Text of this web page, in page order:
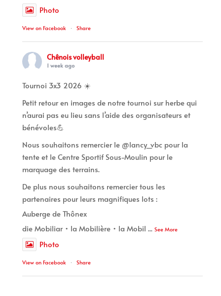
Photo
View on Facebook · Share
Chênois volleyball
1 week ago
Tournoi 3x3 2026 ☀️
Petit retour en images de notre tournoi sur herbe qui
n’aurai pas eu lieu sans l’aide des organisateurs et
bénévoles💪
Nous souhaitons remercier le @lancy_vbc pour la
tente et le Centre Sportif Sous-Moulin pour le
marquage des terrains.
De plus nous souhaitons remercier tous les
partenaires pour leurs magnifiques lots :
Auberge de Thônex
die Mobiliar • la Mobilière • la Mobil ... See More
Photo
View on Facebook · Share